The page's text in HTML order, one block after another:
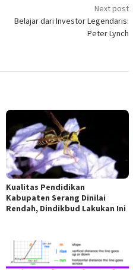
Next post
Belajar dari Investor Legendaris:
Peter Lynch
Kualitas Pendidikan
Kabupaten Serang Dinilai
Rendah, Dindikbud Lakukan Ini